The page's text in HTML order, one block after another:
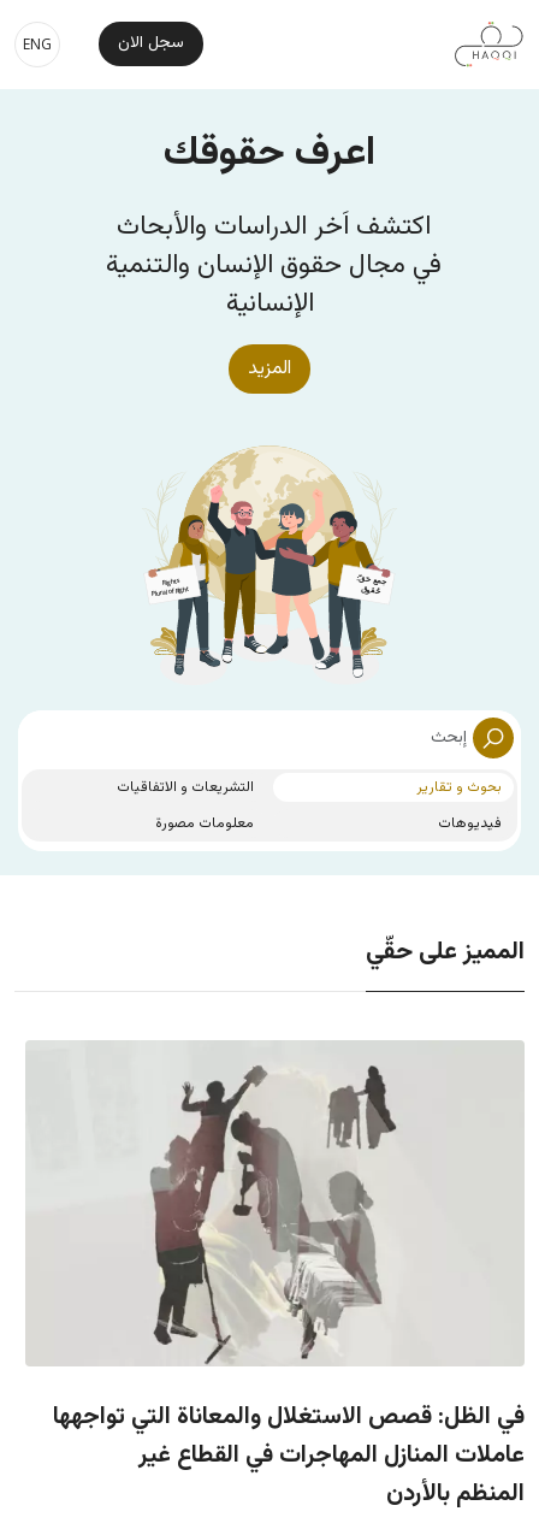
Main Navigation
سجل الان ENG
اعرف حقوقك
اكتشف اَخر الدراسات والأبحاث
في مجال حقوق الإنسان والتنمية
الإنسانية
المزيد
بحوث و تقارير
التشريعات و الاتفاقيات
فيديوهات
معلومات مصورة
المميز على حقّي
في الظل: قصص الاستغلال والمعاناة التي تواجهها
عاملات المنازل المهاجرات في القطاع غير
المنظم بالأردن